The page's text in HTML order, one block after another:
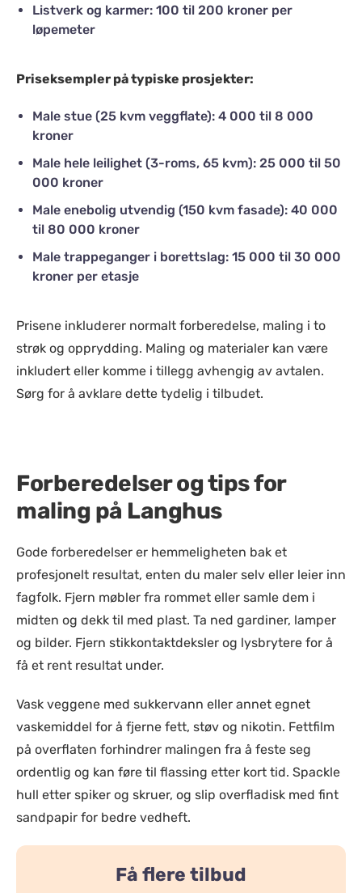
Listverk og karmer: 100 til 200 kroner per
løpemeter
Priseksempler på typiske prosjekter:
Male stue (25 kvm veggflate): 4 000 til 8 000
kroner
Male hele leilighet (3-roms, 65 kvm): 25 000 til 50
000 kroner
Male enebolig utvendig (150 kvm fasade): 40 000
til 80 000 kroner
Male trappeganger i borettslag: 15 000 til 30 000
kroner per etasje
Prisene inkluderer normalt forberedelse, maling i to
strøk og opprydding. Maling og materialer kan være
inkludert eller komme i tillegg avhengig av avtalen.
Sørg for å avklare dette tydelig i tilbudet.
Forberedelser og tips for
maling på Langhus
Gode forberedelser er hemmeligheten bak et
profesjonelt resultat, enten du maler selv eller leier inn
fagfolk. Fjern møbler fra rommet eller samle dem i
midten og dekk til med plast. Ta ned gardiner, lamper
og bilder. Fjern stikkontaktdeksler og lysbrytere for å
få et rent resultat under.
Vask veggene med sukkervann eller annet egnet
vaskemiddel for å fjerne fett, støv og nikotin. Fettfilm
på overflaten forhindrer malingen fra å feste seg
ordentlig og kan føre til flassing etter kort tid. Spackle
hull etter spiker og skruer, og slip overfladisk med fint
sandpapir for bedre vedheft.
Få flere tilbud